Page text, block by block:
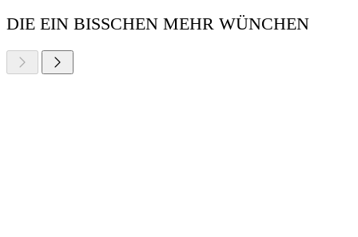
DIE EIN BISSCHEN MEHR WÜNCHEN